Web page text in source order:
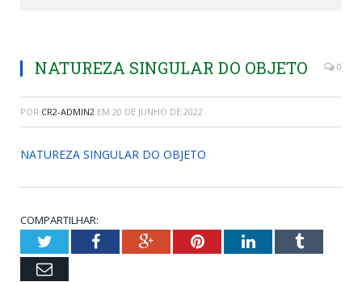
NATUREZA SINGULAR DO OBJETO 0
POR CR2-ADMIN2 EM 20 DE JUNHO DE 2022
NATUREZA SINGULAR DO OBJETO
COMPARTILHAR:
TwitterFacebookGoogle+PinterestLinkedInTumblr
Email